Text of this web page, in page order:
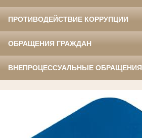
ПРОТИВОДЕЙСТВИЕ КОРРУПЦИИ
ОБРАЩЕНИЯ ГРАЖДАН
ВНЕПРОЦЕССУАЛЬНЫЕ ОБРАЩЕНИЯ